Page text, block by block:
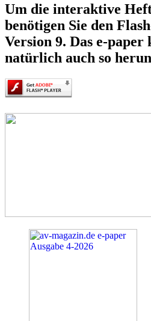
Um die interaktive
benötigen Sie den
Version 9. Das e-paper
natürlich auch so